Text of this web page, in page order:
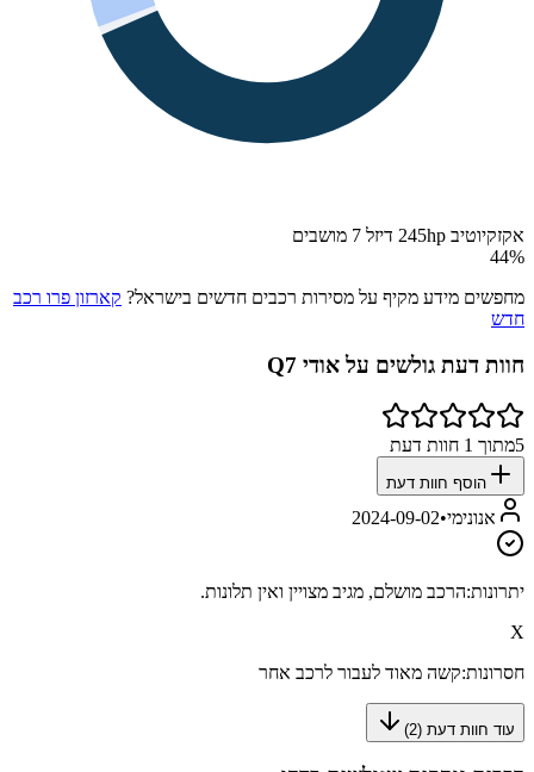
אקזקיוטיב 245hp דיזל 7 מושבים
44%
מחפשים מידע מקיף על מסירות רכבים חדשים בישראל? קארזון פרו רכב
חדש
חוות דעת גולשים על אודי Q7
5מתוך 1 חוות דעת
הוסף חוות דעת
אנונימי•
2024-09-02
יתרונות:הרכב מושלם, מגיב מצויין ואין תלונות.
X
חסרונות:קשה מאוד לעבור לרכב אחר
עוד חוות דעת (2
)